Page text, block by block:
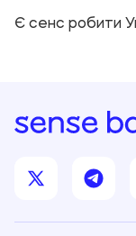
Є сенс робити